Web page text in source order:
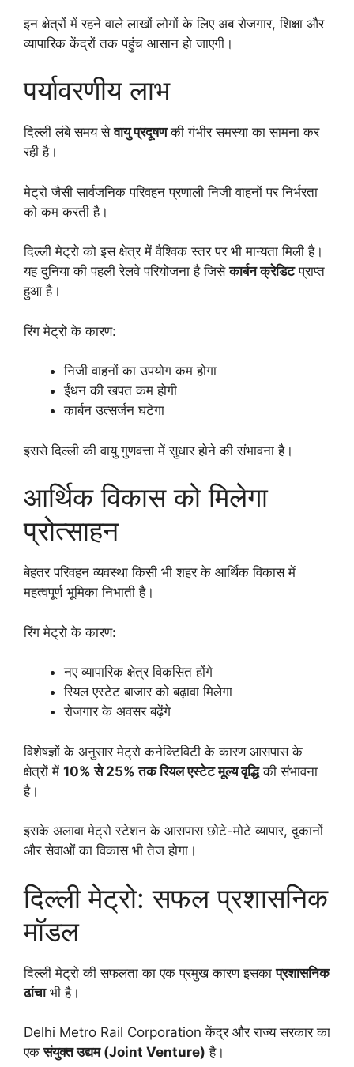
इन क्षेत्रों में रहने वाले लाखों लोगों के लिए अब रोजगार, शिक्षा और
व्यापारिक केंद्रों तक पहुंच आसान हो जाएगी।
पर्यावरणीय लाभ
दिल्ली लंबे समय सेवायु प्रदूषणकी गंभीर समस्या का सामना कर
रही है।
मेट्रो जैसी सार्वजनिक परिवहन प्रणाली निजी वाहनों पर निर्भरता
को कम करती है।
दिल्ली मेट्रो को इस क्षेत्र में वैश्विक स्तर पर भी मान्यता मिली है।
यह दुनिया की पहली रेलवे परियोजना है जिसेकार्बन क्रेडिटप्राप्त
हुआ है।
रिंग मेट्रो के कारण:
निजी वाहनों का उपयोग कम होगा
ईंधन की खपत कम होगी
कार्बन उत्सर्जन घटेगा
इससे दिल्ली की वायु गुणवत्ता में सुधार होने की संभावना है।
आर्थिक विकास को मिलेगा
प्रोत्साहन
बेहतर परिवहन व्यवस्था किसी भी शहर के आर्थिक विकास में
महत्वपूर्ण भूमिका निभाती है।
रिंग मेट्रो के कारण:
नए व्यापारिक क्षेत्र विकसित होंगे
रियल एस्टेट बाजार को बढ़ावा मिलेगा
रोजगार के अवसर बढ़ेंगे
विशेषज्ञों के अनुसार मेट्रो कनेक्टिविटी के कारण आसपास के
क्षेत्रों में 10% से 25% तक रियल एस्टेट मूल्य वृद्धिकी संभावना
है।
इसके अलावा मेट्रो स्टेशन के आसपास छोटे-मोटे व्यापार, दुकानों
और सेवाओं का विकास भी तेज होगा।
दिल्ली मेट्रो: सफल प्रशासनिक
मॉडल
दिल्ली मेट्रो की सफलता का एक प्रमुख कारण इसकाप्रशासनिक
ढांचाभी है।
Delhi Metro Rail Corporation केंद्र और राज्य सरकार का
एकसंयुक्त उद्यम (Joint Venture) है।